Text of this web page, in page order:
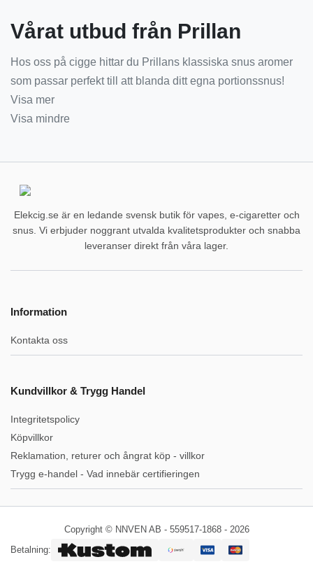
Vårat utbud från Prillan
Hos oss på cigge hittar du Prillans klassiska snus aromer
som passar perfekt till att blanda ditt egna portionssnus!
Visa mer
Visa mindre
Elekcig.se är en ledande svensk butik för vapes, e-cigaretter och
snus. Vi erbjuder noggrant utvalda kvalitetsprodukter och snabba
leveranser direkt från våra lager.
Information
Kontakta oss
Kundvillkor & Trygg Handel
Integritetspolicy
Köpvillkor
Reklamation, returer och ångrat köp - villkor
Trygg e-handel - Vad innebär certifieringen
Copyright © NNVEN AB - 559517-1868 - 2026
Betalning: